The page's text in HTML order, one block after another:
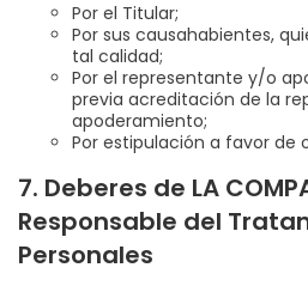
Por el Titular;
Por sus causahabientes,
tal calidad;
Por el representante y/o
previa acreditación de la
apoderamiento;
Por estipulación a favor de
7. Deberes de LA
Responsable del
Personales